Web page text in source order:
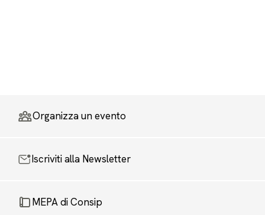
Organizza un evento
Iscriviti alla Newsletter
MEPA di Consip